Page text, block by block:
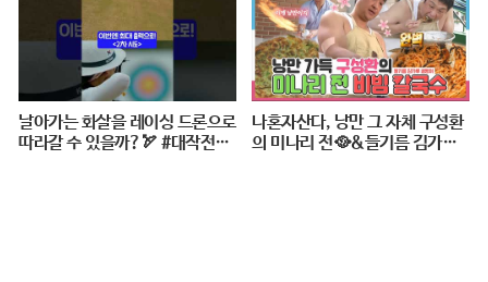
날아가는 화살을 레이싱 드론으로
따라갈 수 있을까?🏹 #대작전X1
나혼자산다, 낭만 그 자체 구성환
의 미나리 전🥘&들기름 김가루